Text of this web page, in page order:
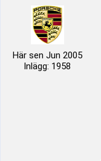
Här sen Jun 2005
Inlägg: 1958